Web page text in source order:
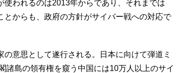
われるのは2013年からであり、それまでは
とからも、政府の方針がサイバー戦への対応で
意思として遂行される。日本に向けて弾道ミ
諸島の領有権を窺う中国には10万人以上のサイ